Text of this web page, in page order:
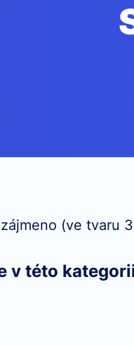
(ve tvaru
v této